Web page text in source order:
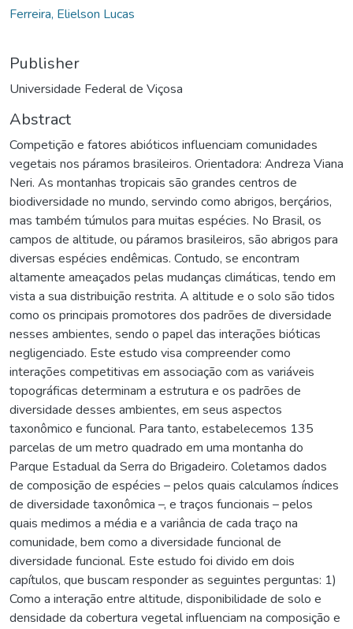
Ferreira, Elielson Lucas
Publisher
Universidade Federal de Viçosa
Abstract
Competição e fatores abióticos influenciam comunidades
vegetais nos páramos brasileiros. Orientadora: Andreza Viana
Neri. As montanhas tropicais são grandes centros de
biodiversidade no mundo, servindo como abrigos, berçários,
mas também túmulos para muitas espécies. No Brasil, os
campos de altitude, ou páramos brasileiros, são abrigos para
diversas espécies endêmicas. Contudo, se encontram
altamente ameaçados pelas mudanças climáticas, tendo em
vista a sua distribuição restrita. A altitude e o solo são tidos
como os principais promotores dos padrões de diversidade
nesses ambientes, sendo o papel das interações bióticas
negligenciado. Este estudo visa compreender como
interações competitivas em associação com as variáveis
topográficas determinam a estrutura e os padrões de
diversidade desses ambientes, em seus aspectos
taxonômico e funcional. Para tanto, estabelecemos 135
parcelas de um metro quadrado em uma montanha do
Parque Estadual da Serra do Brigadeiro. Coletamos dados
de composição de espécies – pelos quais calculamos índices
de diversidade taxonômica –, e traços funcionais – pelos
quais medimos a média e a variância de cada traço na
comunidade, bem como a diversidade funcional de
diversidade funcional. Este estudo foi divido em dois
capítulos, que buscam responder as seguintes perguntas: 1)
Como a interação entre altitude, disponibilidade de solo e
densidade da cobertura vegetal influenciam na composição e